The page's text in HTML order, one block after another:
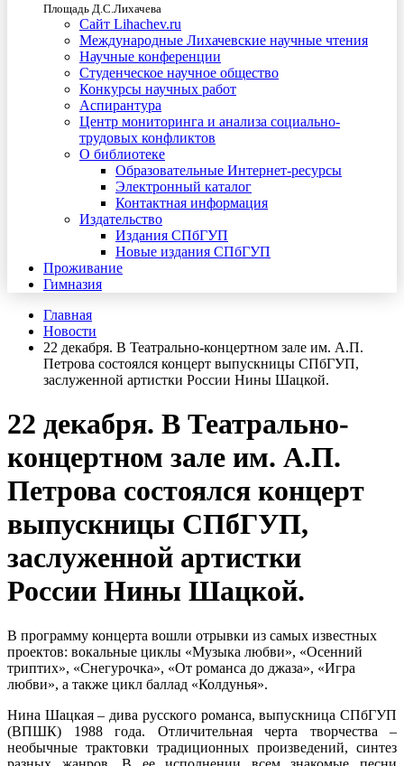
Площадь Д.С.Лихачева
Сайт Lihachev.ru
Международные Лихачевские научные чтения
Научные конференции
Студенческое научное общество
Конкурсы научных работ
Аспирантура
Центр мониторинга и анализа социально-
трудовых конфликтов
О библиотеке
Образовательные Интернет-ресурсы
Электронный каталог
Контактная информация
Издательство
Издания СПбГУП
Новые издания СПбГУП
Проживание
Гимназия
Главная
Новости
22 декабря. В Театрально-концертном зале им. А.П.
Петрова состоялся концерт выпускницы СПбГУП,
заслуженной артистки России Нины Шацкой.
22 декабря. В Театрально-
концертном зале им. А.П.
Петрова состоялся концерт
выпускницы СПбГУП,
заслуженной артистки
России Нины Шацкой.
В программу концерта вошли отрывки из самых известных
проектов: вокальные циклы «Музыка любви», «Осенний
триптих», «Снегурочка», «От романса до джаза», «Игра
любви», а также цикл баллад «Колдунья».
Нина Шацкая – дива русского романса, выпускница СПбГУП
(ВПШК) 1988 года. Отличительная черта творчества –
необычные трактовки традиционных произведений, синтез